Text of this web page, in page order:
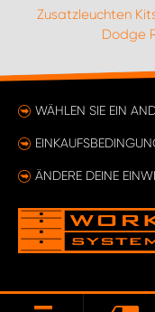
Zusatzleuchten
Dodge
WÄHLEN SIE EIN
ÄNDERE DEINE